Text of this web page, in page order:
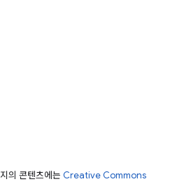
의 콘텐츠에는 Creative Commons